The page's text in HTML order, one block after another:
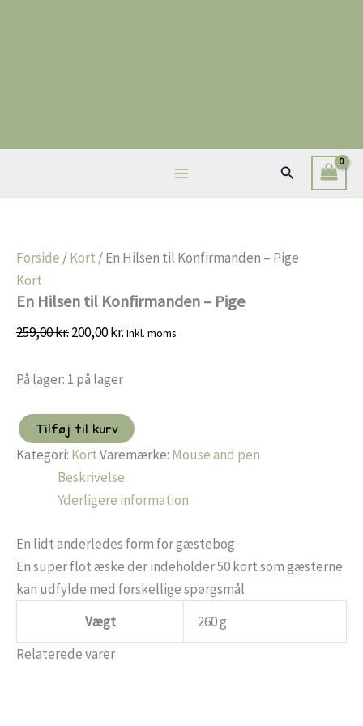
Søg
Forside /Kort / En Hilsen til Konfirmanden – Pige
Kort
En Hilsen til Konfirmanden – Pige
259,00kr.Den
pris
259,00 kr..
200,00kr.Den
pris
200,00 kr..
Inkl. moms
På lager: 1 på lager
En
Hilsen
antal
Tilføj til kurv
Kategori: KortVaremærke: Mouse and pen
Beskrivelse
Yderligere information
En lidt anderledes form for gæstebog
En super flot æske der indeholder 50 kort som gæsterne
kan udfylde med forskellige spørgsmål
Vægt
260 g
Relaterede varer